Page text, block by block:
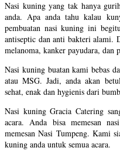
Nasi kuning yang tak hanya
anda. Apa anda tahu kalau
pembuatan nasi kuning ini
antiseptic dan anti bakteri alami.
melanoma, kanker payudara, dan
Nasi kuning buatan kami bebas
atau MSG. Jadi, anda akan
sehat, enak dan hygienis dari
Nasi kuning Gracia Catering
acara. Anda bisa memesan
memesan Nasi Tumpeng. Kami
kuning anda untuk semua acara.